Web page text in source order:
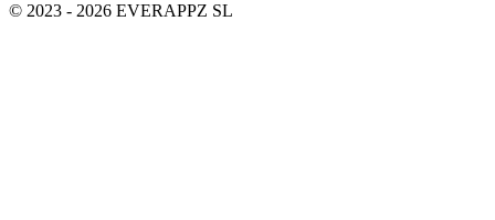
© 2023 - 2026 EVERAPPZ SL